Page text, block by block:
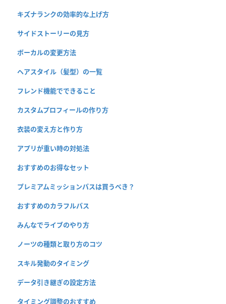
キズナランクの効率的な上げ方
サイドストーリーの見方
ボーカルの変更方法
ヘアスタイル（髪型）の一覧
フレンド機能でできること
カスタムプロフィールの作り方
衣装の変え方と作り方
アプリが重い時の対処法
おすすめのお得なセット
プレミアムミッションパスは買うべき？
おすすめのカラフルパス
みんなでライブのやり方
ノーツの種類と取り方のコツ
スキル発動のタイミング
データ引き継ぎの設定方法
タイミング調整のおすすめ